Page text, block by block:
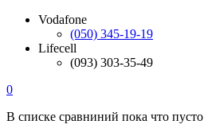
Vodafone
(050) 345-19-19
Lifecell
(093) 303-35-49
0
В списке сравниний пока что пусто